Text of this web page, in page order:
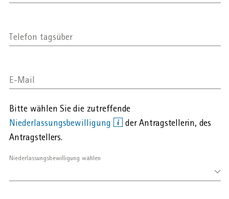
Telefon tagsüber
E-Mail
Bitte wählen Sie die zutreffende
Niederlassungsbewilligung
der Antragstellerin, des
Antragstellers.
Niederlassungsbewilligung wählen